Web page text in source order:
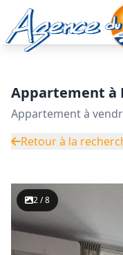
Aller au contenu
Accueil Annonces
Appartement - Réf. 32-
Appartement à
Appartement à
Retour à la
2 / 8